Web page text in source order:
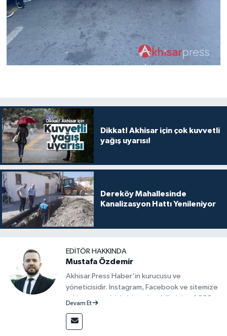
Dikkat! Akhisar için çok kuvvetli
yağış uyarısı!
Dereköy Mahallesinde
Kanalizasyon Hattı Yenileniyor
EDITÖR HAKKINDA
Mustafa Özdemir
Akhisar Press Haber'in kurucusu ve
yöneticisidir. İnstagram, Facebook ve sitemize
reklam vermek için bize ulaşabilirsiniz - 0555
Devam Et